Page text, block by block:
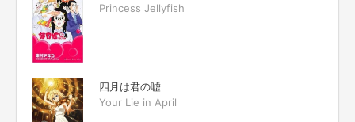
Princess Jellyfish
四月は君の嘘
Your Lie in April